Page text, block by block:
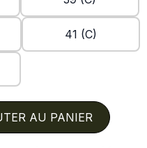
41 (C)
AU PANIER